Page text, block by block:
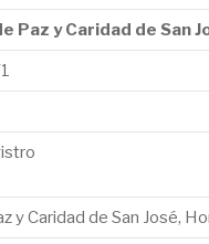
Paz y Caridad de San
y Caridad de San José,